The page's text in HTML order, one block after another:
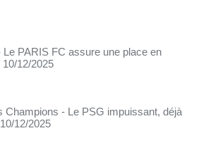
Le PARIS FC assure une place en
10/12/2025
Champions - Le PSG impuissant, déjà
12/2025